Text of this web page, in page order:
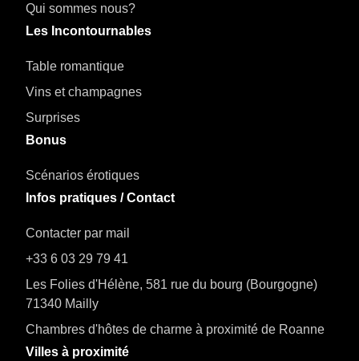
Qui sommes nous?
Les Incontournables
Table romantique
Vins et champagnes
Surprises
Bonus
Scénarios érotiques
Infos pratiques / Contact
Contacter par mail
+33 6 03 29 79 41
Les Folies d'Hélène, 581 rue du bourg (Bourgogne)
71340 Mailly
Chambres d'hôtes de charme à proximité de Roanne
Villes à proximité